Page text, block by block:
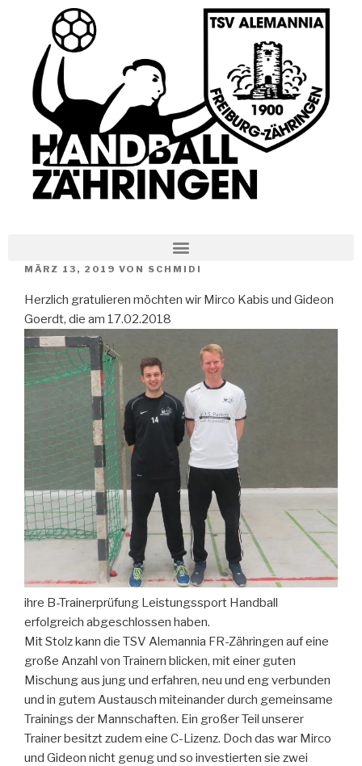
MÄRZ 13, 2019 VON SCHMIDI
Herzlich gratulieren möchten wir Mirco Kabis und Gideon
Goerdt, die am 17.02.2018
ihre B-Trainerprüfung Leistungssport Handball
erfolgreich abgeschlossen haben.
Mit Stolz kann die TSV Alemannia FR-Zähringen auf eine
große Anzahl von Trainern blicken, mit einer guten
Mischung aus jung und erfahren, neu und eng verbunden
und in gutem Austausch miteinander durch gemeinsame
Trainings der Mannschaften. Ein großer Teil unserer
Trainer besitzt zudem eine C-Lizenz. Doch das war Mirco
und Gideon nicht genug und so investierten sie zwei